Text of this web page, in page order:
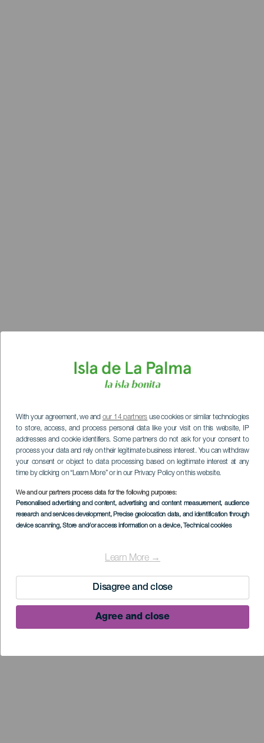
With your agreement, we and our 14 partners use cookies or similar technologies
to store, access, and process personal data like your visit on this website, IP
addresses and cookie identifiers. Some partners do not ask for your consent to
process your data and rely on their legitimate business interest. You can withdraw
your consent or object to data processing based on legitimate interest at any
time by clicking on “Learn More” or in our Privacy Policy on this website.
We and our partners process data for the following purposes:
Personalised advertising and content, advertising and content measurement, audience
research and services development, Precise geolocation data, and identification through
device scanning, Store and/or access information on a device, Technical cookies
Learn More →
Disagree and close
Agree and close